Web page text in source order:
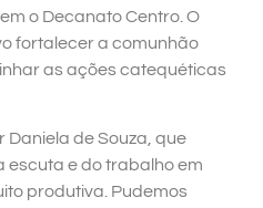
o Decanato Centro. O
fortalecer a comunhão
as ações catequéticas
Daniela de Souza, que
e do trabalho em
produtiva. Pudemos